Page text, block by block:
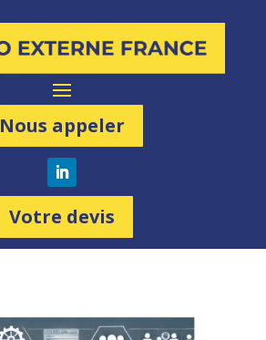
Nous appeler
Votre devis